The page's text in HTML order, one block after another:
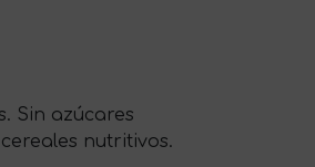
Sin azúcares
nutritivos.